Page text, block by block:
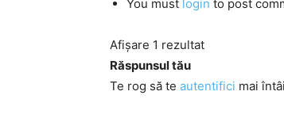
You must login to post
Afișare 1 rezultat
Răspunsul tău
Te rog să te autentifici mai